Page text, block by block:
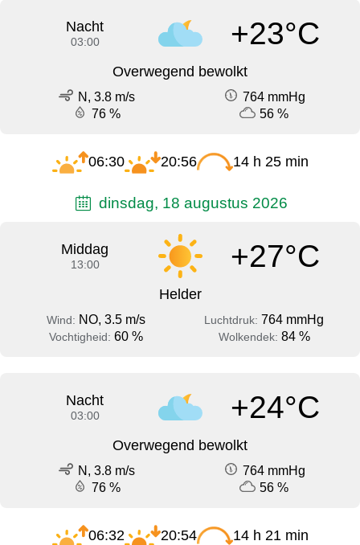
Nacht
03:00 +23°C
Overwegend bewolkt
N, 3.8 m/s
764 mmHg
76 %
56 %
06:30 20:56 14 h 25 min
dinsdag, 18 augustus 2026
Middag
13:00 +27°C
Helder
Wind: NO, 3.5 m/s Luchtdruk: 764 mmHg
Vochtigheid: 60 % Wolkendek: 84 %
Nacht
03:00 +24°C
Overwegend bewolkt
N, 3.8 m/s
764 mmHg
76 %
56 %
06:32 20:54 14 h 21 min